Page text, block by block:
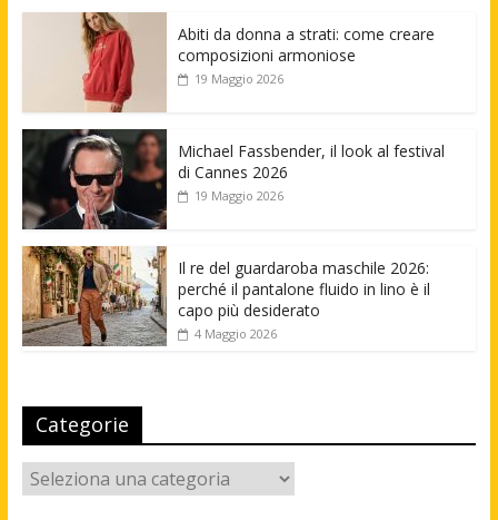
Abiti da donna a strati: come creare
composizioni armoniose
19 Maggio 2026
Michael Fassbender, il look al festival
di Cannes 2026
19 Maggio 2026
Il re del guardaroba maschile 2026:
perché il pantalone fluido in lino è il
capo più desiderato
4 Maggio 2026
Categorie
Categorie